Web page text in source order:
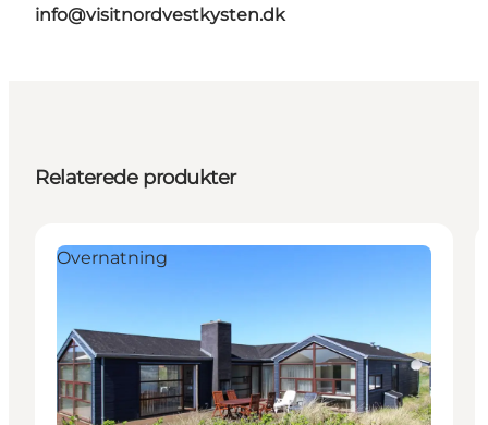
info@visitnordvestkysten.dk
Relaterede produkter
Overnatning